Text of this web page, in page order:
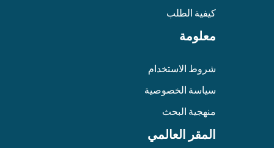
كيفية الطلب
معلومة
شروط الاستخدام
سياسة الخصوصية
منهجية البحث
المقر العالمي